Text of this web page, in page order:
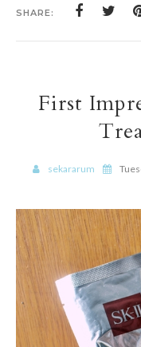
SHARE:
First
sekararum